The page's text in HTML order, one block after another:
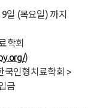
일 (목요일) 까지
학회
)
국인형치료학회 >
금